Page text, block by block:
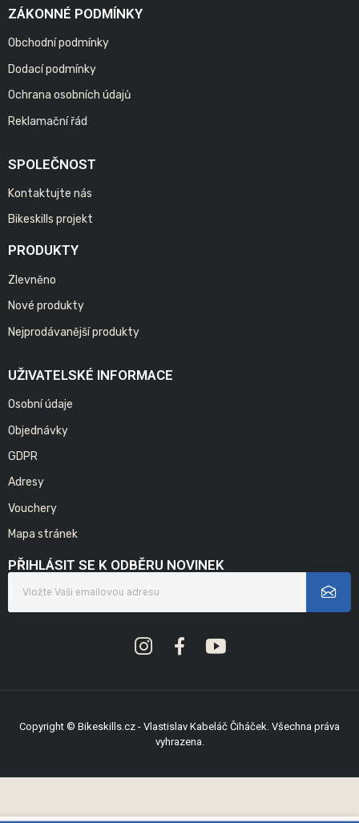
ZÁKONNÉ PODMÍNKY
Obchodní podmínky
Dodací podmínky
Ochrana osobních údajů
Reklamační řád
SPOLEČNOST
Kontaktujte nás
Bikeskills projekt
PRODUKTY
Zlevněno
Nové produkty
Nejprodávanější produkty
UŽIVATELSKÉ INFORMACE
Osobní údaje
Objednávky
GDPR
Adresy
Vouchery
Mapa stránek
PŘIHLÁSIT SE K ODBĚRU NOVINEK
Copyright © Bikeskills.cz - Vlastislav Kabeláč Čiháček. Všechna práva
vyhrazena.